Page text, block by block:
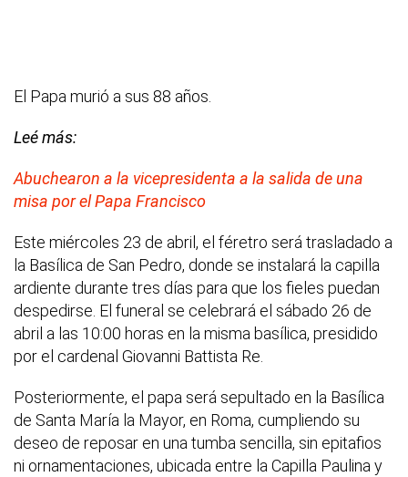
El Papa murió a sus 88 años.
Leé más:
Abuchearon a la vicepresidenta a la salida de una
misa por el Papa Francisco
Este miércoles 23 de abril, el féretro será trasladado a
la Basílica de San Pedro, donde se instalará la capilla
ardiente durante tres días para que los fieles puedan
despedirse. El funeral se celebrará el sábado 26 de
abril a las 10:00 horas en la misma basílica, presidido
por el cardenal Giovanni Battista Re.
Posteriormente, el papa será sepultado en la Basílica
de Santa María la Mayor, en Roma, cumpliendo su
deseo de reposar en una tumba sencilla, sin epitafios
ni ornamentaciones, ubicada entre la Capilla Paulina y